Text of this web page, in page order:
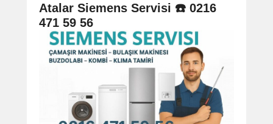
navigation
Atalar Siemens Servisi ☎️ 0216
471 59 56